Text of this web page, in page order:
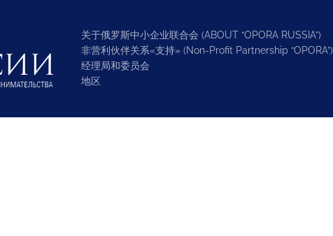
关于俄罗斯中小企业联合会 (ABOUT “OPORA RUSSIA”)
非营利伙伴关系«支持» (Non-Profit Partnership “OPORA”)
经理局和委员会
地区